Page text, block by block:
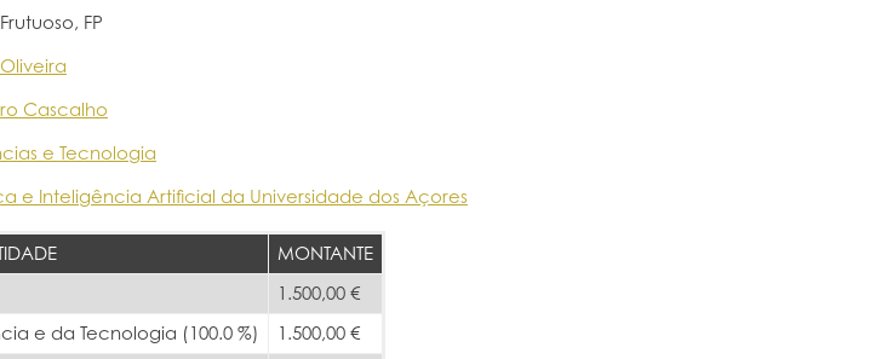
FP
Cascalho
e Tecnologia
e Inteligência Artificial da Universidade dos Açores
MONTANTE
1.500,00 €
e da Tecnologia (100.0 %)
1.500,00 €